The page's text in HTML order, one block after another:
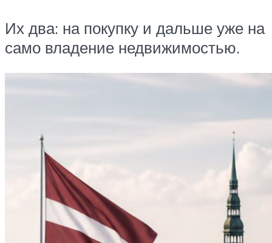
Их два: на покупку и дальше уже на
само владение недвижимостью.